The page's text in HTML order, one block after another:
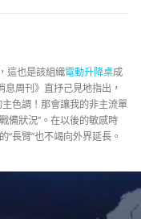
這也是該組織電動升降桌成
周刊》直抒己見地指出，
色調！那會讓我的非主流單
備狀況”。在以後的敏感時
“長臂”也不竭向外界延長。